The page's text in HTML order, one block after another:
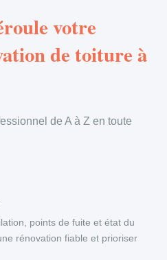
votre
de toiture à
de A à Z en toute
points de fuite et état du
rénovation fiable et prioriser